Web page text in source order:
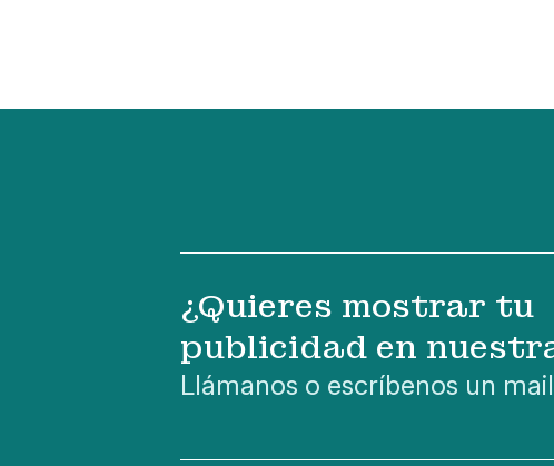
¿Quieres mostrar tu
publicidad en
Llámanos o escríbenos un mail